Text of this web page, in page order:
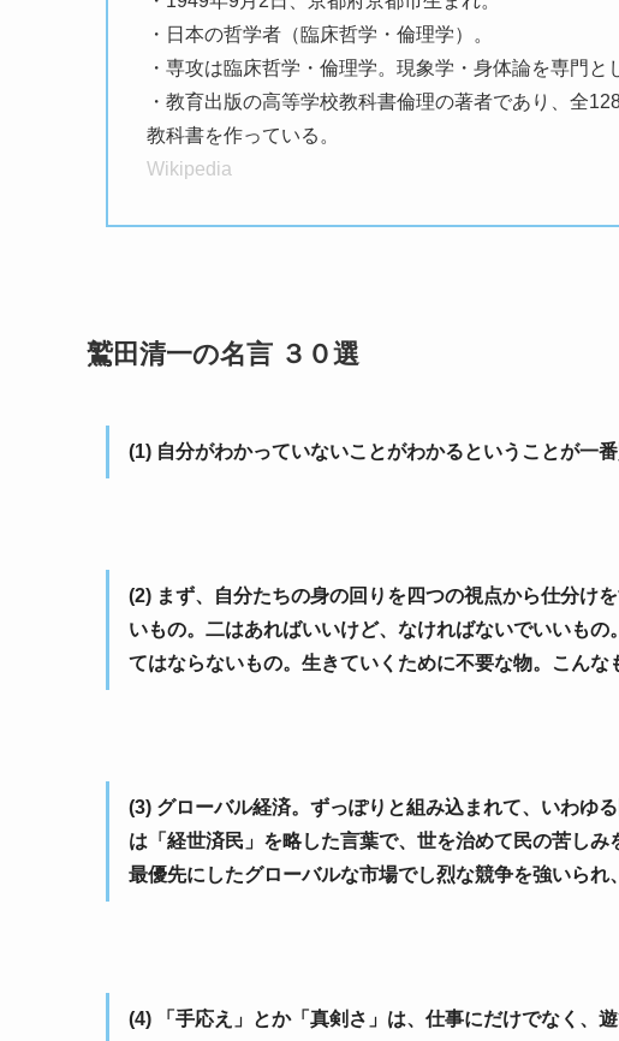
・日本の哲学者（臨床哲学・倫理学）。
・専攻は臨床哲学・倫理学。現象学・身体論を専門と
・教育出版の高等学校教科書倫理の著者であり、全
教科書を作っている。
Wikipedia
鷲田清一の名言 ３０選
(1) 自分がわかっていないことがわかるということが一番
(2) まず、自分たちの身の回りを四つの視点から仕分け
いもの。二はあればいいけど、なければないでいいも
てはならないもの。生きていくために不要な物。こんな
(3) グローバル経済。ずっぽりと組み込まれて、いわゆ
は「経世済民」を略した言葉で、世を治めて民の苦し
最優先にしたグローバルな市場でし烈な競争を強いられ
(4) 「手応え」とか「真剣さ」は、仕事にだけでなく、